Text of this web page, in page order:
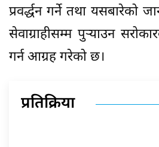
प्रवर्द्धन गर्ने तथा यसबारेको
सेवाग्राहीसम्म पुर्‍याउन
गर्न आग्रह गरेको छ।
प्रतिक्रिया